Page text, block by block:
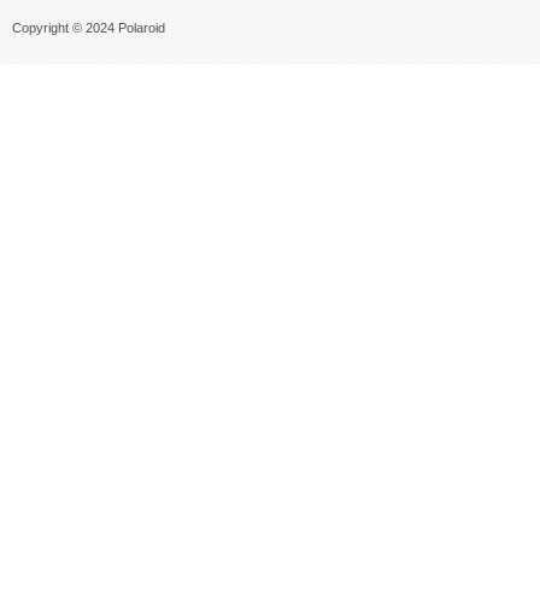
Copyright © 2024 Polaroid